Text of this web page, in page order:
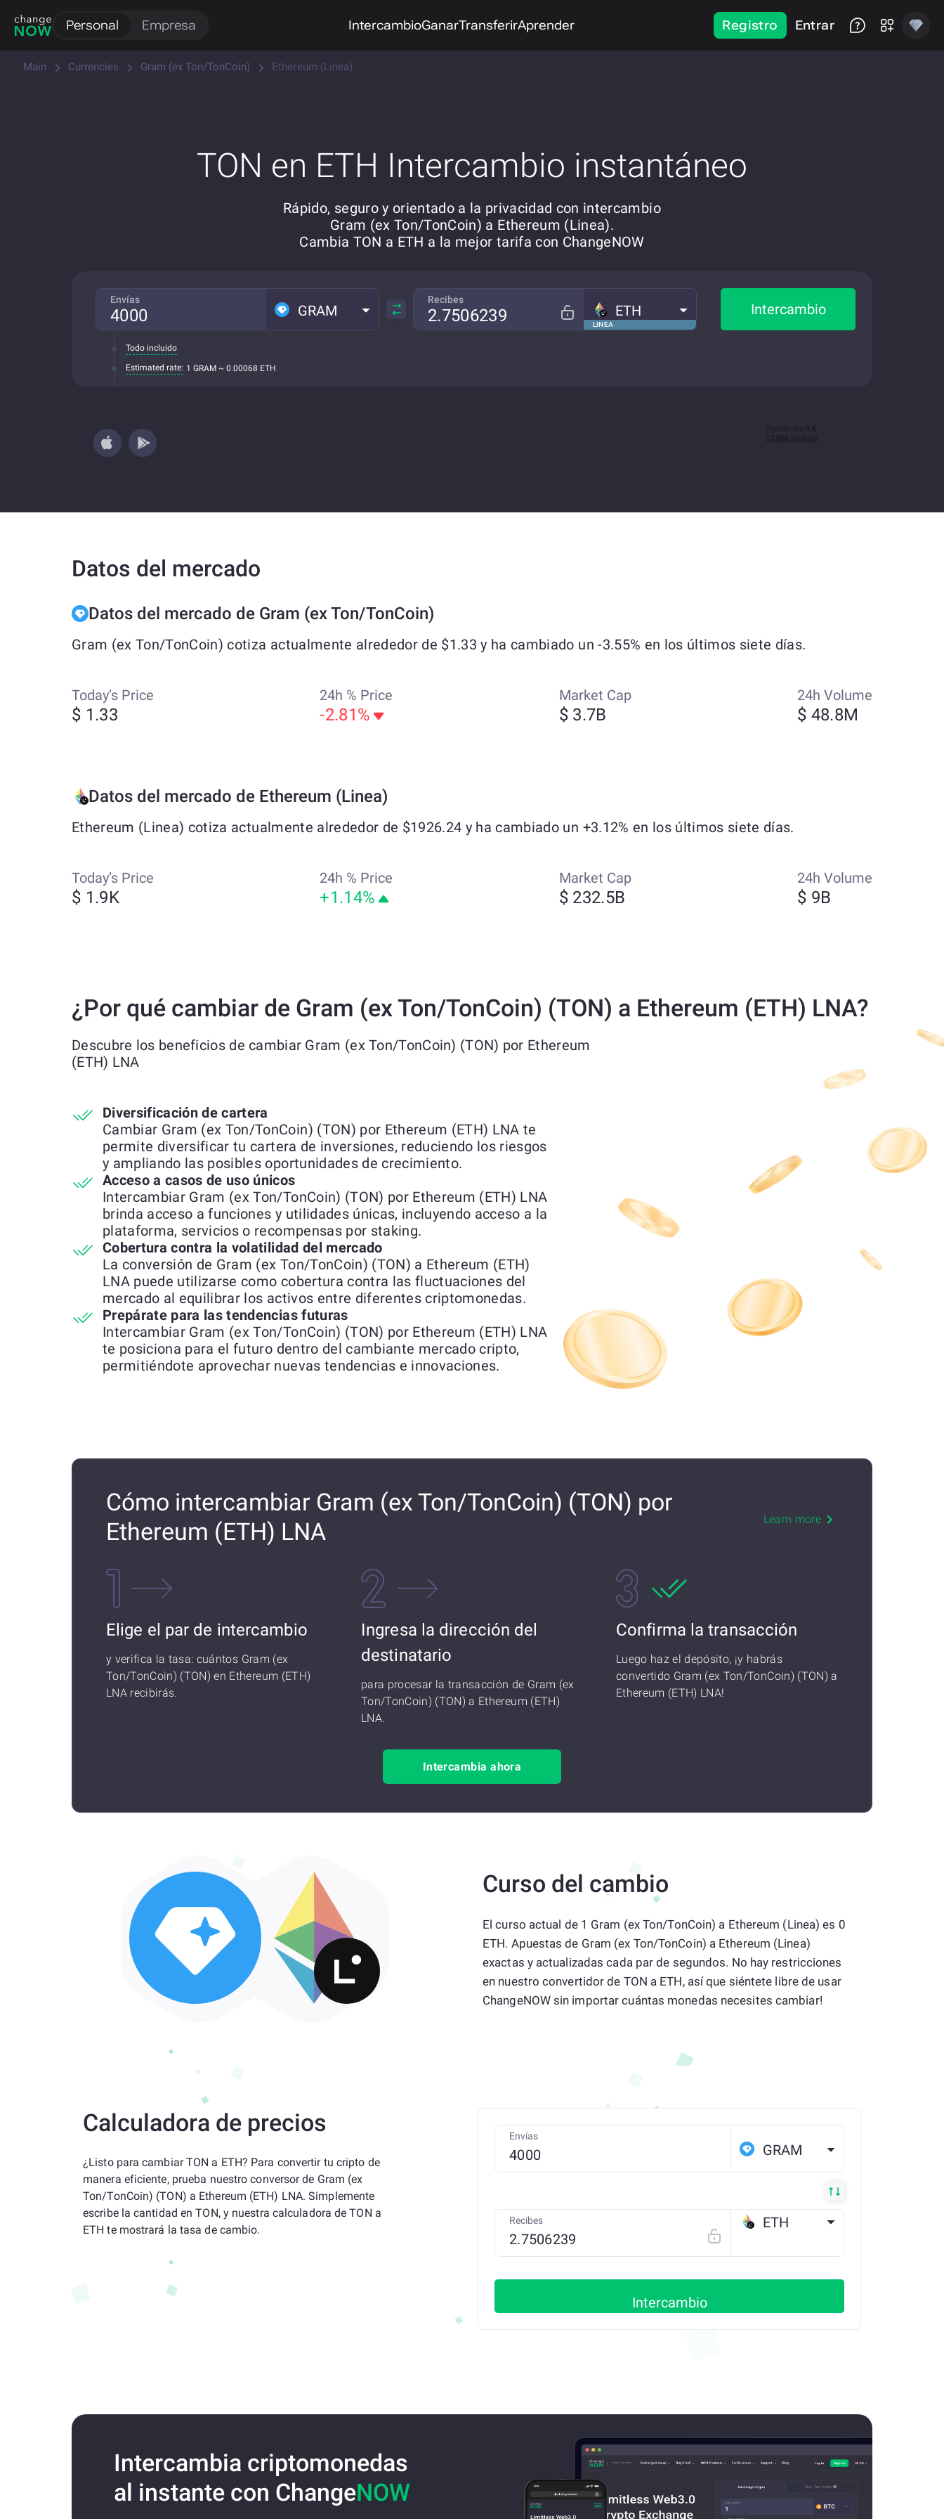
Personal Empresa IntercambioGanarTransferirAprender Registro Entrar
Main Currencies Gram (ex Ton/TonCoin) Ethereum (Linea)
TON en ETH Intercambio instantáneo
Rápido, seguro y orientado a la privacidad con intercambio
Gram (ex Ton/TonCoin) a Ethereum (Linea).
Cambia TON a ETH a la mejor tarifa con ChangeNOW
Envías
GRAM
Todo incluido
Estimated rate: 1 GRAM ~ 0.00068 ETH
Recibes
LINEA
ETH Intercambio
Datos del mercado
Datos del mercado de Gram (ex Ton/TonCoin)
Gram (ex Ton/TonCoin) cotiza actualmente alrededor de $1.33 y ha cambiado un -3.55% en los últimos siete días.
Today’s Price
$ 1.33
24h % Price
-2.81%
Market Cap
$ 3.7B
24h Volume
$ 48.8M
Datos del mercado de Ethereum (Linea)
Ethereum (Linea) cotiza actualmente alrededor de $1926.24 y ha cambiado un +3.12% en los últimos siete días.
Today’s Price
$ 1.9K
24h % Price
+1.14%
Market Cap
$ 232.5B
24h Volume
$ 9B
¿Por qué cambiar de Gram (ex Ton/TonCoin) (TON) a Ethereum (ETH) LNA?
Descubre los beneficios de cambiar Gram (ex Ton/TonCoin) (TON) por Ethereum
(ETH) LNA
Diversificación de cartera
Cambiar Gram (ex Ton/TonCoin) (TON) por Ethereum (ETH) LNA te
permite diversificar tu cartera de inversiones, reduciendo los riesgos
y ampliando las posibles oportunidades de crecimiento.
Acceso a casos de uso únicos
Intercambiar Gram (ex Ton/TonCoin) (TON) por Ethereum (ETH) LNA
brinda acceso a funciones y utilidades únicas, incluyendo acceso a la
plataforma, servicios o recompensas por staking.
Cobertura contra la volatilidad del mercado
La conversión de Gram (ex Ton/TonCoin) (TON) a Ethereum (ETH)
LNA puede utilizarse como cobertura contra las fluctuaciones del
mercado al equilibrar los activos entre diferentes criptomonedas.
Prepárate para las tendencias futuras
Intercambiar Gram (ex Ton/TonCoin) (TON) por Ethereum (ETH) LNA
te posiciona para el futuro dentro del cambiante mercado cripto,
permitiéndote aprovechar nuevas tendencias e innovaciones.
Cómo intercambiar Gram (ex Ton/TonCoin) (TON) por
Ethereum (ETH) LNA
Learn more
Elige el par de intercambio
y verifica la tasa: cuántos Gram (ex
Ton/TonCoin) (TON) en Ethereum (ETH)
LNA recibirás.
Ingresa la dirección del
destinatario
para procesar la transacción de Gram (ex
Ton/TonCoin) (TON) a Ethereum (ETH)
LNA.
Confirma la transacción
Luego haz el depósito, ¡y habrás
convertido Gram (ex Ton/TonCoin) (TON) a
Ethereum (ETH) LNA!
Intercambia ahora
Curso del cambio
El curso actual de 1 Gram (ex Ton/TonCoin) a Ethereum (Linea) es 0
ETH. Apuestas de Gram (ex Ton/TonCoin) a Ethereum (Linea)
exactas y actualizadas cada par de segundos. No hay restricciones
en nuestro convertidor de TON a ETH, así que siéntete libre de usar
ChangeNOW sin importar cuántas monedas necesites cambiar!
Calculadora de precios
¿Listo para cambiar TON a ETH? Para convertir tu cripto de
manera eficiente, prueba nuestro conversor de Gram (ex
Ton/TonCoin) (TON) a Ethereum (ETH) LNA. Simplemente
escribe la cantidad en TON, y nuestra calculadora de TON a
ETH te mostrará la tasa de cambio.
Envías
GRAM
Recibes ETH
Intercambio
Intercambia criptomonedas
al instante con ChangeNOW